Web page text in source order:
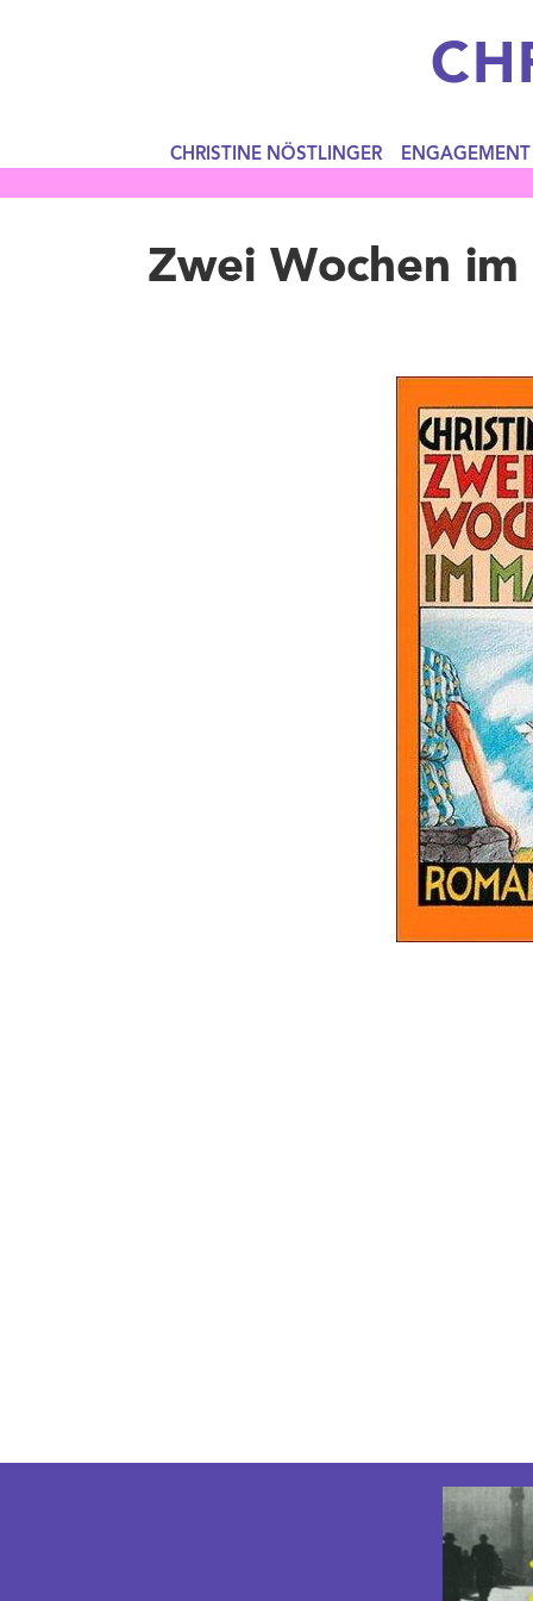
CHRISTINE NÖSTLINGER ENGAGEMENT
Zwei Wochen